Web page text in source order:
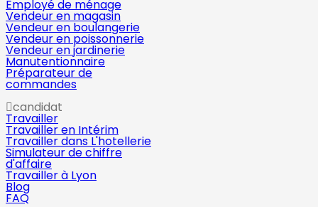
Employé de ménage
Vendeur en magasin
Vendeur en boulangerie
Vendeur en poissonnerie
Vendeur en jardinerie
Manutentionnaire
Préparateur de
commandes
candidat
Travailler
Travailler en Intérim
Travailler dans L'hotellerie
Simulateur de chiffre
d'affaire
Travailler à Lyon
Blog
FAQ